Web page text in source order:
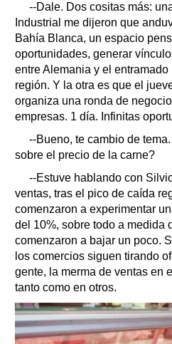
--Dale. Dos cositas más:
Industrial me dijeron que
Bahía Blanca, un espacio
oportunidades, generar
entre Alemania y el
región. Y la otra es que el
organiza una ronda de
empresas. 1 día. Infinitas
--Bueno, te cambio de
sobre el precio de la carne?
--Estuve hablando con
ventas, tras el pico de caída
comenzaron a experimentar
del 10%, sobre todo a medida
comenzaron a bajar un poco.
los comercios siguen tirando
gente, la merma de ventas en
tanto como en otros.